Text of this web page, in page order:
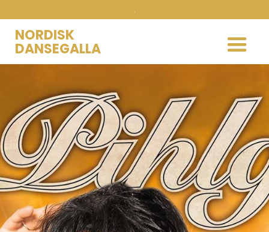
NORDISK
DANSEGALLA